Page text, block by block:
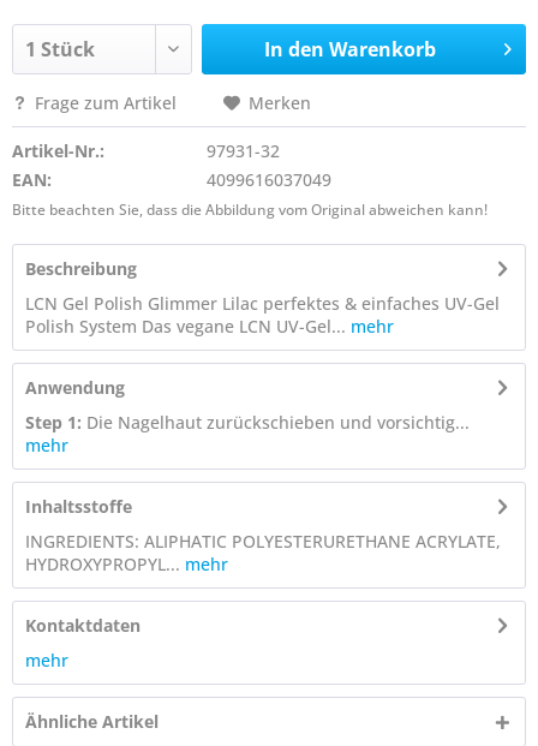
In den Warenkorb
Frage zum Artikel Merken
Artikel-Nr.:
97931-32
EAN:
4099616037049
Bitte beachten Sie, dass die Abbildung vom Original abweichen kann!
Beschreibung
LCN Gel Polish Glimmer Lilac perfektes & einfaches UV-Gel
Polish System Das vegane LCN UV-Gel... mehr
Anwendung
Step 1: Die Nagelhaut zurückschieben und vorsichtig...
mehr
Inhaltsstoffe
INGREDIENTS: ALIPHATIC POLYESTERURETHANE ACRYLATE,
HYDROXYPROPYL... mehr
Kontaktdaten
mehr
Ähnliche Artikel